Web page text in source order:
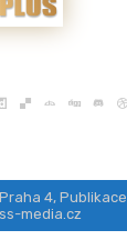
4, Publikace
media.cz